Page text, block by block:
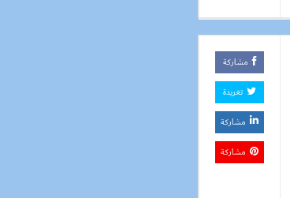
مشاركة
تغريدة
مشاركة
مشاركة